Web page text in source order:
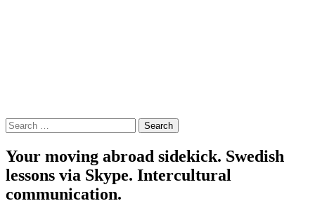
Search
for:
Your moving abroad sidekick. Swedish
lessons via Skype. Intercultural
communication.